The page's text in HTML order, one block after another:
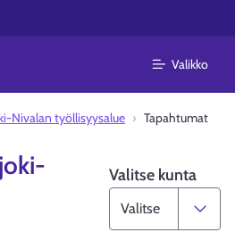
Valikko
Nivalan työllisyysalue Tapahtumat
Valitse kunta